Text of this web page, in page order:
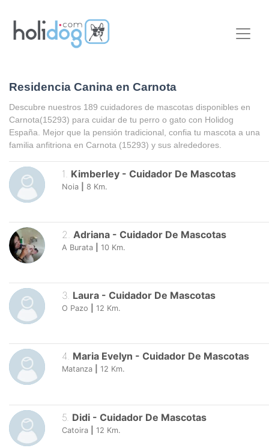
Residencia Canina en Carnota
Descubre nuestros 189 cuidadores de mascotas disponibles en
Carnota(15293) para cuidar de tu perro o gato con Holidog
España. Mejor que la pensión tradicional, confia tu mascota a una
familia anfitriona en Carnota (15293) y sus alrededores.
1 Kimberley - Cuidador De Mascotas
Noia 8 Km.
2. Adriana - Cuidador De Mascotas
A Burata 10 Km.
3. Laura - Cuidador De Mascotas
O Pazo 12 Km.
4. Maria Evelyn - Cuidador De Mascotas
Matanza 12 Km.
5 Didi - Cuidador De Mascotas
Catoira 12 Km.